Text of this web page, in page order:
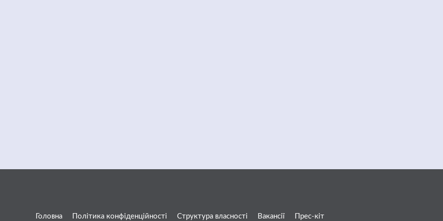
Головна Політика конфіденційності Структура власності Вакансії Прес-кіт